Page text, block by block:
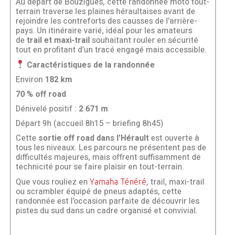
terrain traverse les plaines héraultaises avant de
rejoindre les contreforts des causses de l’arrière-
pays. Un itinéraire varié, idéal pour les amateurs
de trail et maxi-trailsouhaitant rouler en sécurité
tout en profitant d’un tracé engagé mais accessible.
Caractéristiques de la randonnée
Environ 182 km
70 % off road
Dénivelé positif : 2 671 m
Départ 9h (accueil 8h15 – briefing 8h45)
Cette sortie off road dans l’Hérault est ouverte à
tous les niveaux. Les parcours ne présentent pas de
difficultés majeures, mais offrent suffisamment de
technicité pour se faire plaisir en tout-terrain.
Que vous rouliez en Yamaha Ténéré, trail, maxi-trail
ou scrambler équipé de pneus adaptés, cette
randonnée est l’occasion parfaite de découvrir les
pistes du sud dans un cadre organisé et convivial.